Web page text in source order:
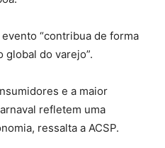
“contribua de forma
global do varejo”.
e a maior
refletem uma
ressalta a ACSP.